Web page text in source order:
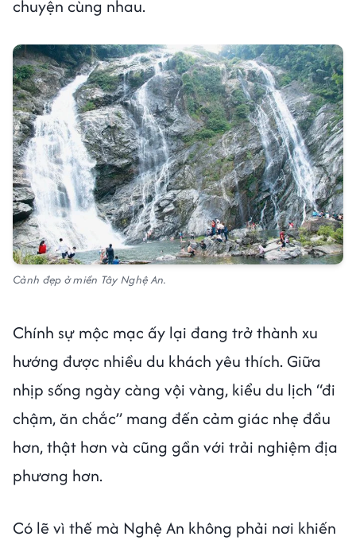
chuyện cùng nhau.
Cảnh đẹp ở miền Tây Nghệ An.
Chính sự mộc mạc ấy lại đang trở thành xu
hướng được nhiều du khách yêu thích. Giữa
nhịp sống ngày càng vội vàng, kiểu du lịch “đi
chậm, ăn chắc” mang đến cảm giác nhẹ đầu
hơn, thật hơn và cũng gần với trải nghiệm địa
phương hơn.
Có lẽ vì thế mà Nghệ An không phải nơi khiến